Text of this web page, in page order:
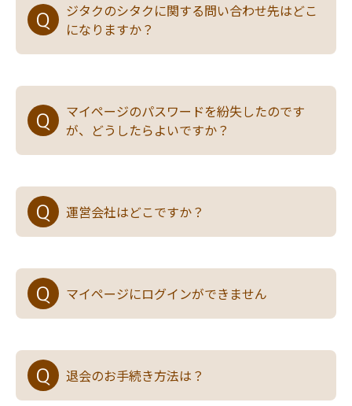
ジタクのシタクに関する問い合わせ先はどこ
になりますか？
マイページのパスワードを紛失したのです
が、どうしたらよいですか？
運営会社はどこですか？
マイページにログインができません
退会のお手続き方法は？